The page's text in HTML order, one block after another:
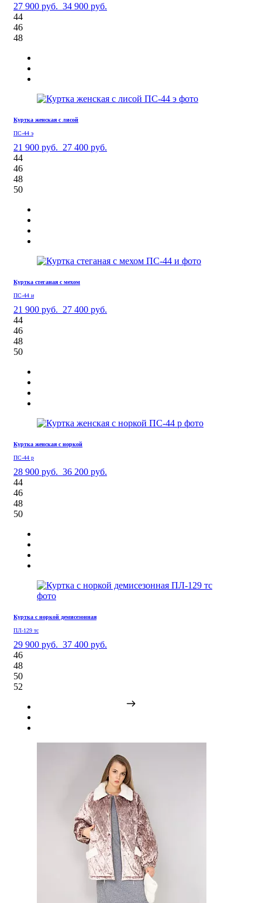
27 900 руб. 34 900 руб.
44
46
48
Куртка женская с лисой
ПС-44 э
21 900 руб. 27 400 руб.
44
46
48
50
Куртка стеганая с мехом
ПС-44 и
21 900 руб. 27 400 руб.
44
46
48
50
Куртка женская с норкой
ПС-44 р
28 900 руб. 36 200 руб.
44
46
48
50
Куртка с норкой демисезонная
ПЛ-129 тс
29 900 руб. 37 400 руб.
46
48
50
52